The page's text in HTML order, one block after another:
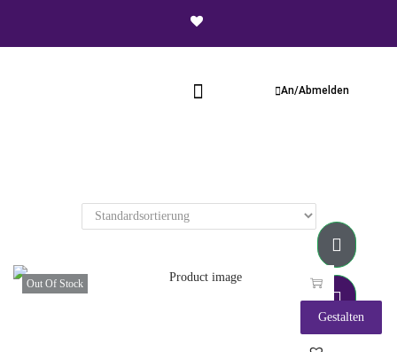
An/Abmelden
Out Of Stock
Gestalten